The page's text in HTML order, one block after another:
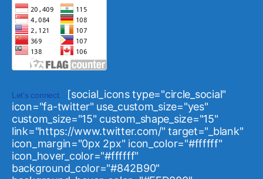
Let's connect.
[social_icons type="circle_social"
icon="fa-twitter" use_custom_size="yes"
custom_size="15" custom_shape_size="15"
link="https://www.twitter.com/" target="_blank"
icon_margin="0px 2px" icon_color="#ffffff"
icon_hover_color="#ffffff"
background_color="#842B90"